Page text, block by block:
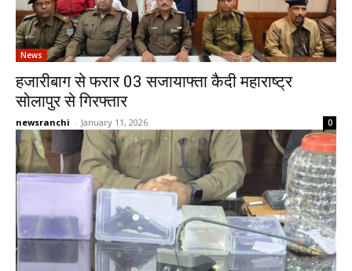
News
हजारीबाग से फरार 03 सजायाफ्ता कैदी महाराष्ट्र
सोलापुर से गिरफ्तार
newsranchi - January 11, 2026 0